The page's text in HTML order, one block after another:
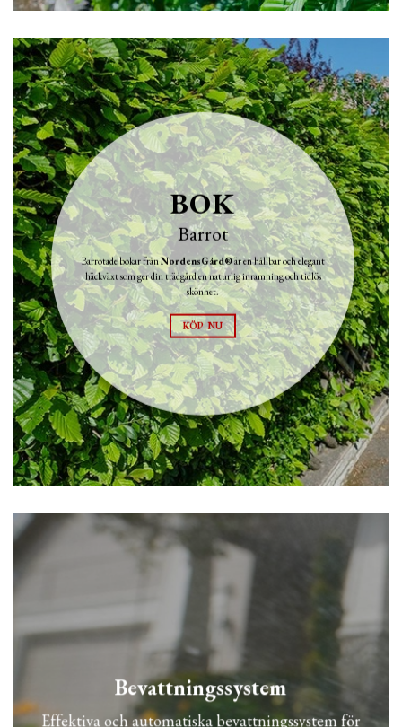
BOK
Barrot
Barrotade bokar frånNordensGård®är en hållbar och elegant
häckväxt som ger din trädgård en naturlig inramning och tidlös
skönhet.
KÖP NU
Bevattningssystem
Effektiva och automatiska bevattningssystem för